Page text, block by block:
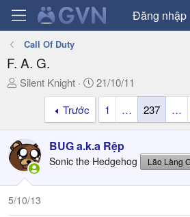
Đăng nhập
Call Of Duty
F. A. G.
T
a
d
s
t
a
Silent Knight
N
g
y
ử
i
21/10/11
Trước
1 … 237 …
BUG a.k.a Rệp
Sonic the Hedgehog Lão Làng
5/10/13